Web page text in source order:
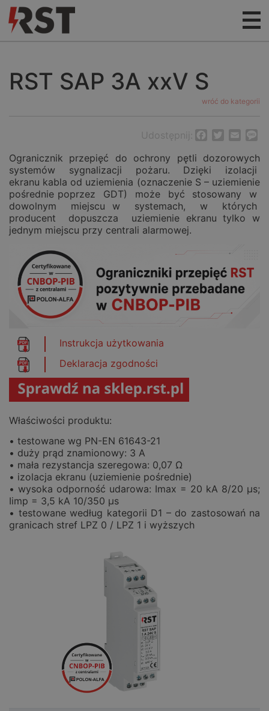
RST SAP 3A xxV S
wróć do kategorii
Udostępnij: Facebook
Twitter
Email
Ogranicznik przepięć do ochrony pętli dozorowych
systemów sygnalizacji pożaru. Dzięki izolacji
ekranu kabla od uziemienia (oznaczenie S – uziemienie
pośrednie poprzez GDT) może być stosowany w
dowolnym miejscu w systemach, w których
producent dopuszcza uziemienie ekranu tylko w
jednym miejscu przy centrali alarmowej.
Instrukcja użytkowania
Deklaracja zgodności
Właściwości produktu:
• testowane wg PN-EN 61643-21
• duży prąd znamionowy: 3 A
• mała rezystancja szeregowa: 0,07 Ω
• izolacja ekranu (uziemienie pośrednie)
• wysoka odporność udarowa: Imax = 20 kA 8/20 μs;
Iimp = 3,5 kA 10/350 μs
• testowane według kategorii D1 – do zastosowań na
granicach stref LPZ 0 / LPZ 1 i wyższych